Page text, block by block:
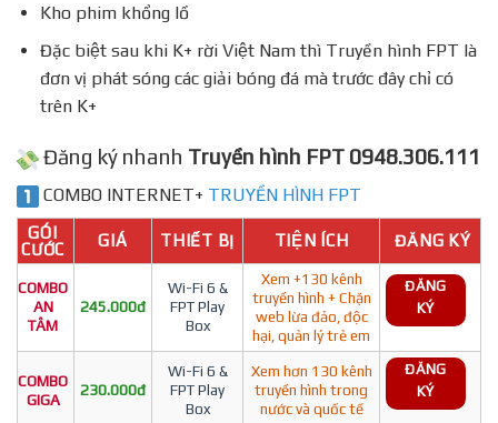
Kho phim khổng lồ
Đặc biệt sau khi K+ rời Việt Nam thì Truyền hình FPT là
đơn vị phát sóng các giải bóng đá mà trước đây chỉ có
trên K+
Đăng ký nhanh Truyền hình FPT 0948.306.111
COMBO INTERNET+ TRUYỀN HÌNH FPT
GÓI
CƯỚC
GIÁ THIẾT BỊ TIỆN ÍCH ĐĂNG KÝ
COMBO
AN
TÂM
245.000đ
Wi-Fi 6 &
FPT Play
Box
Xem +130 kênh
truyền hình + Chặn
web lừa đảo, độc
hại, quản lý trẻ em
ĐĂNG
KÝ
COMBO
GIGA
230.000đ
Wi-Fi 6 &
FPT Play
Box
Xem hơn 130 kênh
truyền hình trong
nước và quốc tế
ĐĂNG
KÝ